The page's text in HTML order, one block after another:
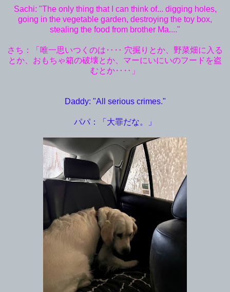
Sachi: "The only thing that I can think of... digging holes,
going in the vegetable garden, destroying the toy box,
stealing the food from brother Ma...."
さち：「唯一思いつくのは‥‥ 穴掘りとか、野菜畑に入る
とか、おもちゃ箱の破壊とか、マーにいにいのフードを盗
むとか‥‥」
Daddy: "All serious crimes."
パパ：「大罪だな。」